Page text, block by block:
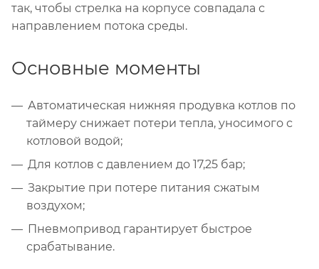
так, чтобы стрелка на корпусе совпадала с
направлением потока среды.
Основные моменты
Автоматическая нижняя продувка котлов по
таймеру снижает потери тепла, уносимого с
котловой водой;
Для котлов с давлением до 17,25 бар;
Закрытие при потере питания сжатым
воздухом;
Пневмопривод гарантирует быстрое
срабатывание.